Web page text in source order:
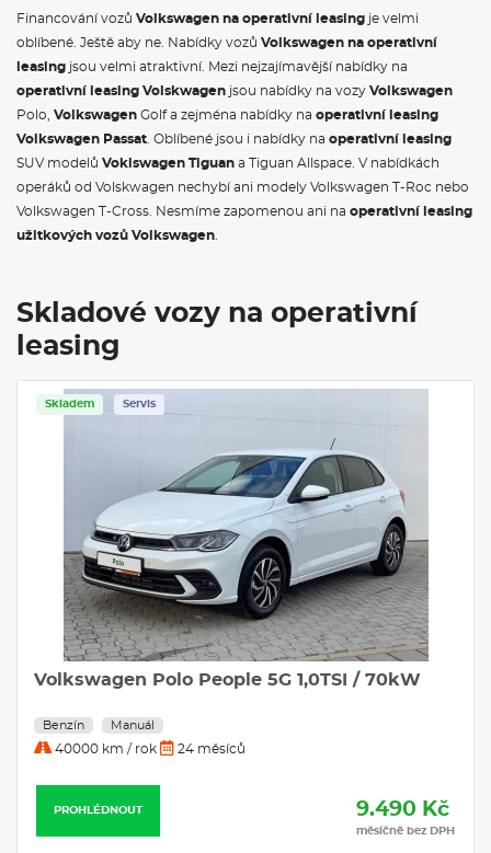
Financování vozů Volkswagen na operativní leasing je velmi
oblíbené. Ještě aby ne. Nabídky vozů Volkswagen na operativní
leasing jsou velmi atraktivní. Mezi nejzajímavější nabídky na
operativní leasing Volskwagen jsou nabídky na vozy Volkswagen
Polo, Volkswagen Golf a zejména nabídky na operativní leasing
Volkswagen Passat. Oblíbené jsou i nabídky na operativní leasing
SUV modelů Voklswagen Tiguan a Tiguan Allspace. V nabídkách
operáků od Volskwagen nechybí ani modely Volkswagen T-Roc nebo
Volkswagen T-Cross. Nesmíme zapomenou ani na operativní leasing
užitkových vozů Volkswagen.
Skladové vozy na operativní
leasing
Skladem Servis
Volkswagen Polo People 5G 1,0TSI / 70kW
Benzín Manuál
40000 km / rok 24 měsíců
PROHLÉDNOUT 9.490 Kč
měsíčně bez DPH